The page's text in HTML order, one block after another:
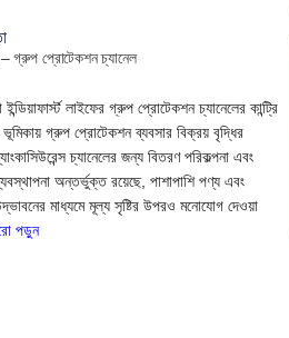
– গ্রুপ প্রোটেকশন চ্যানেল
লাইফের গ্রুপ প্রোটেকশন চ্যানেলের কান্ট্রি
গ্রুপ প্রোটেকশন ব্যবসার বিক্রয় বৃদ্ধির
চ্যানেলের জন্য বিতরণ পরিকল্পনা এবং
অন্তর্ভুক্ত রয়েছে, পাশাপাশি পণ্য এবং
মাধ্যমে মূল্য সৃষ্টির উপরও মনোযোগ দেওয়া
পড়ুন